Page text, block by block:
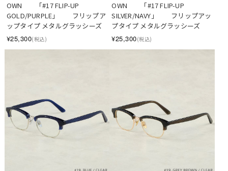
OWN　　「#17 FLIP-UP
GOLD/PURPLE」　　フリップア
ップタイプ メタルグラッシーズ
¥25,300(税込)
OWN　　「#17 FLIP-UP
SILVER/NAVY」　　フリップアッ
プタイプ メタルグラッシーズ
¥25,300(税込)